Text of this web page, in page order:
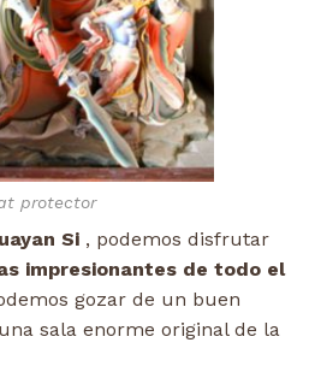
protector
Si , podemos disfrutar
impresionantes de todo el
gozar de un buen
sala enorme original de la